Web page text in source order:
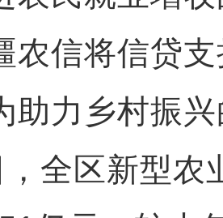
农信将信贷
助力乡村振
全区新型农